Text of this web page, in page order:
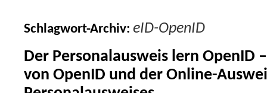
Schlagwort-Archiv: eID-OpenID
Der Personalausweis lern OpenID
von OpenID und der Online-